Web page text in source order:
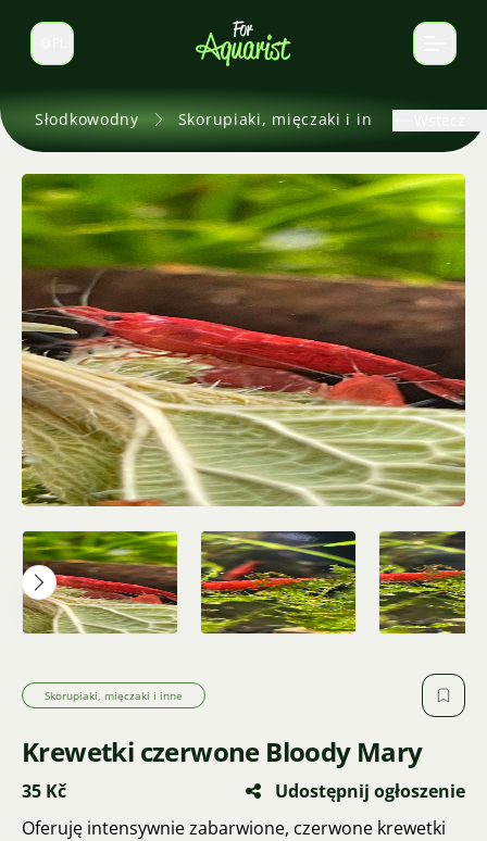
Zmień język
Słodkowodny Skorupiaki, mięczaki i inne
Skorupiaki, mięczaki i inne
Krewetki czerwone Bloody Mary
35 Kč
Udostępnij ogłoszenie
Oferuję intensywnie zabarwione, czerwone krewetki